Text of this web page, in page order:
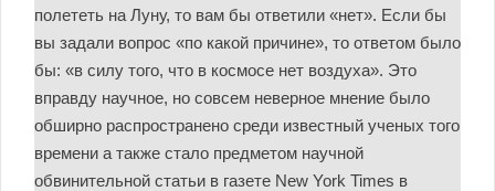
полететь на Луну, то вам бы ответили «нет». Если бы
вы задали вопрос «по какой причине», то ответом было
бы: «в силу того, что в космосе нет воздуха». Это
вправду научное, но совсем неверное мнение было
обширно распространено среди известный ученых того
времени а также стало предметом научной
обвинительной статьи в газете New York Times в